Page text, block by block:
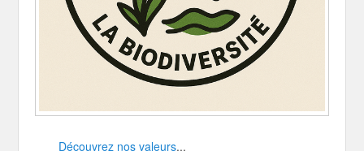
Découvrez nos valeurs...